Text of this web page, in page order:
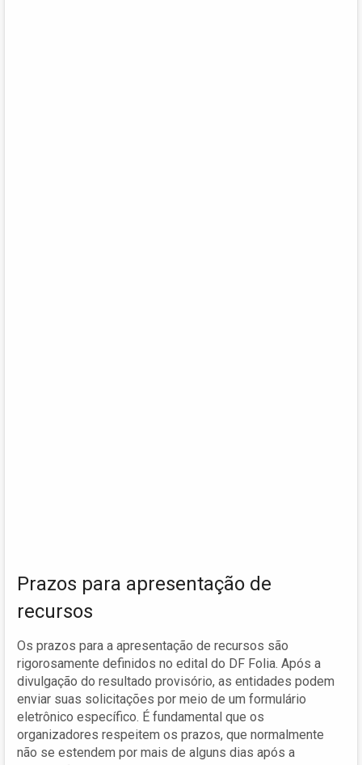
Prazos para apresentação de
recursos
Os prazos para a apresentação de recursos são
rigorosamente definidos no edital do DF Folia. Após a
divulgação do resultado provisório, as entidades podem
enviar suas solicitações por meio de um formulário
eletrônico específico. É fundamental que os
organizadores respeitem os prazos, que normalmente
não se estendem por mais de alguns dias após a